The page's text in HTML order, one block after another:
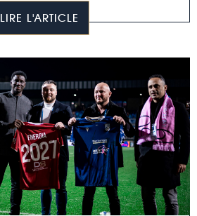
LIRE L'ARTICLE